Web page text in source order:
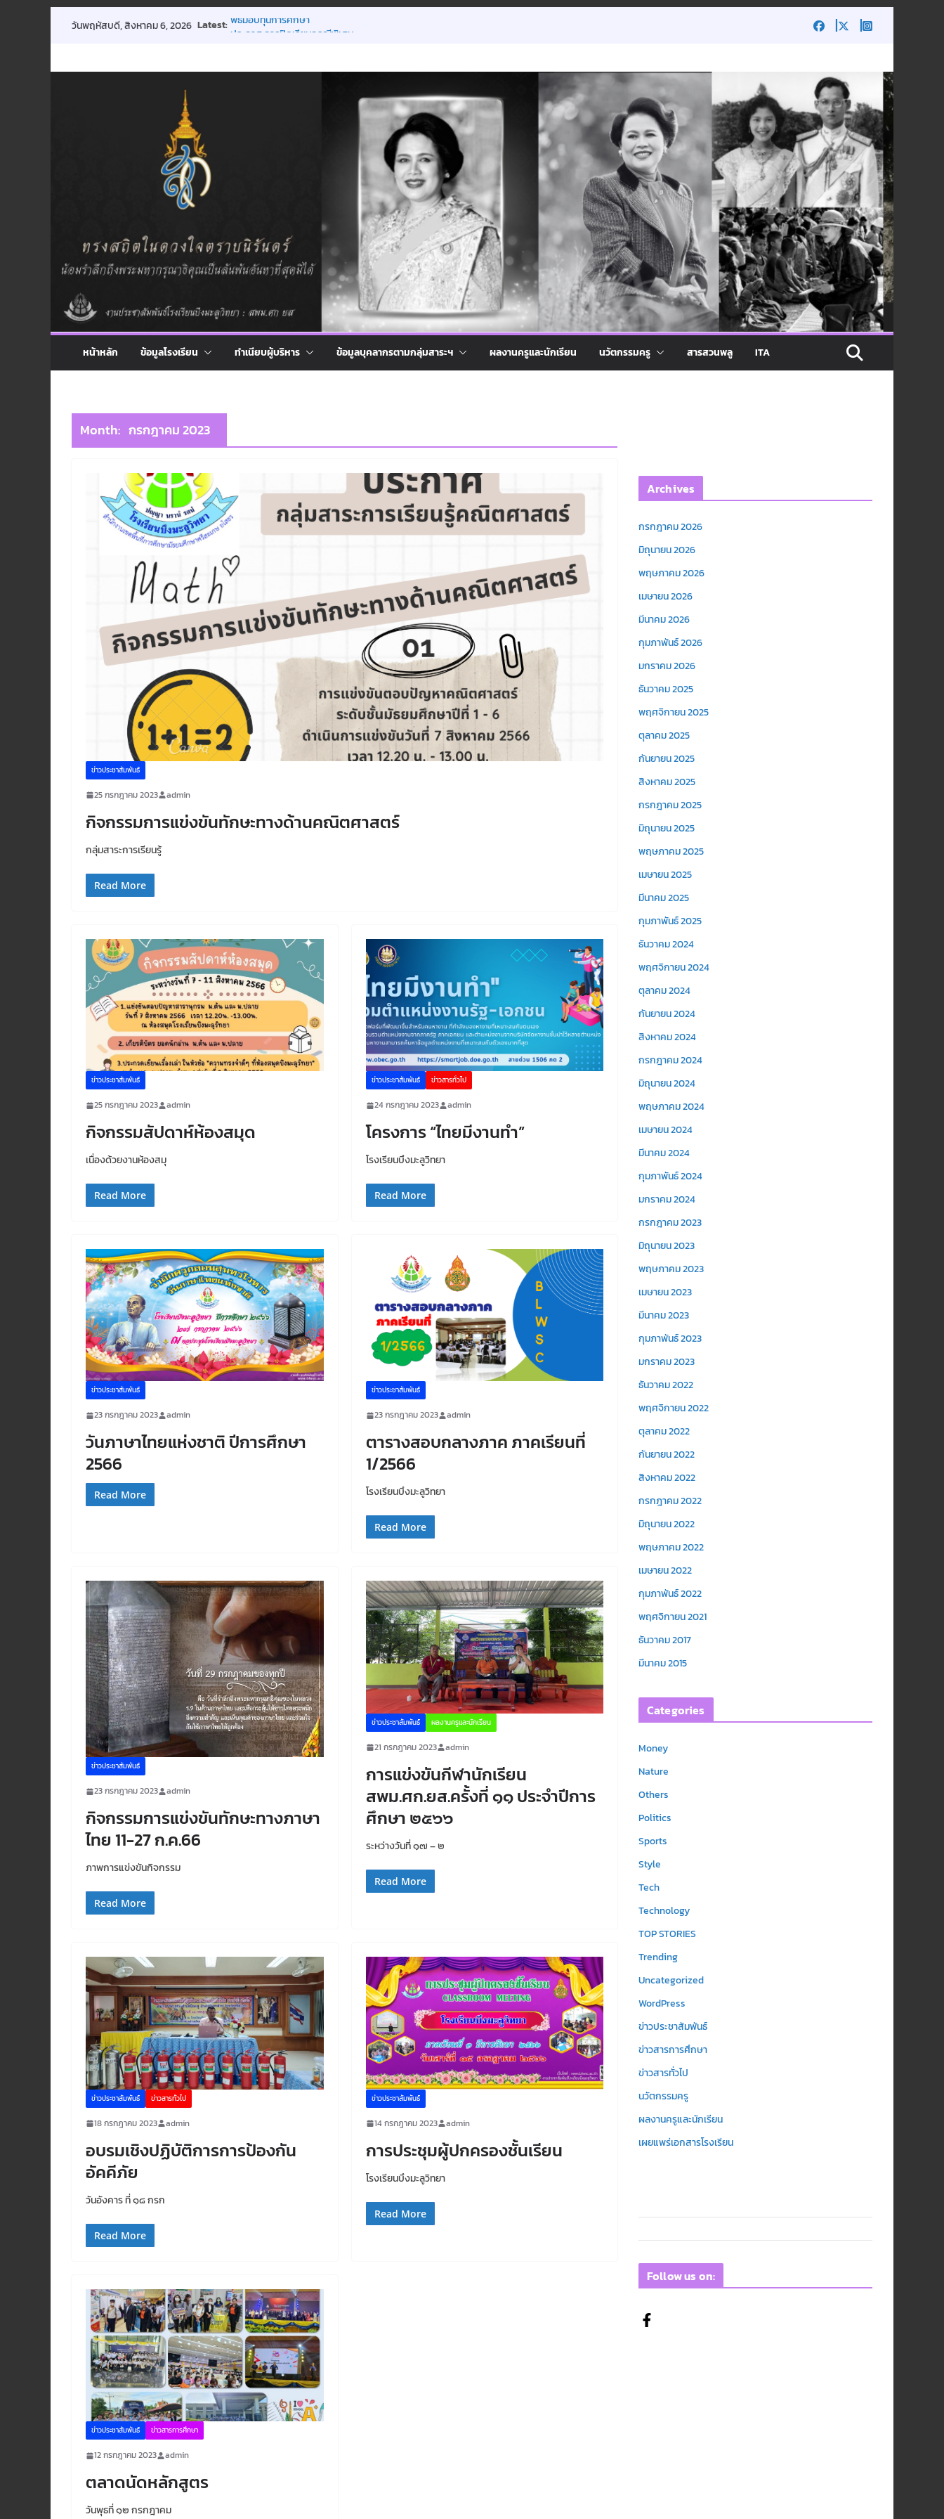
วันพฤหัสบดี, สิงหาคม 6, 2026 Latest: พิธีมอบทุนการศึกษา
หน้าหลัก ข้อมูลโรงเรียน ทำเนียบผู้บริหาร ข้อมูลบุคลากรตามกลุ่มสาระฯ ผลงานครูและนักเรียน นวัตกรรมครู สารสวนพลู ITA
Month: กรกฎาคม 2023
ข่าวประชาสัมพันธ์
25 กรกฎาคม 2023 admin
กิจกรรมการแข่งขันทักษะทางด้านคณิตศาสตร์
กลุ่มสาระการเรียนรู้
Read More
ข่าวประชาสัมพันธ์
25 กรกฎาคม 2023 admin
กิจกรรมสัปดาห์ห้องสมุด
เนื่องด้วยงานห้องสมุ
Read More
ข่าวประชาสัมพันธ์ ข่าวสารทั่วไป
24 กรกฎาคม 2023 admin
โครงการ “ไทยมีงานทำ”
โรงเรียนบึงมะลูวิทยา
Read More
ข่าวประชาสัมพันธ์
23 กรกฎาคม 2023 admin
วันภาษาไทยแห่งชาติ ปีการศึกษา
2566
Read More
ข่าวประชาสัมพันธ์
23 กรกฎาคม 2023 admin
ตารางสอบกลางภาค ภาคเรียนที่
1/2566
โรงเรียนบึงมะลูวิทยา
Read More
ข่าวประชาสัมพันธ์
23 กรกฎาคม 2023 admin
กิจกรรมการแข่งขันทักษะทางภาษา
ไทย 11-27 ก.ค.66
ภาพการแข่งขันกิจกรรม
Read More
ข่าวประชาสัมพันธ์ ผลงานครูและนักเรียน
21 กรกฎาคม 2023 admin
การแข่งขันกีฬานักเรียน
สพม.ศก.ยส.ครั้งที่ ๑๑ ประจำปีการ
ศึกษา ๒๕๖๖
ระหว่างวันที่ ๑๗ – ๒
Read More
ข่าวประชาสัมพันธ์ ข่าวสารทั่วไป
18 กรกฎาคม 2023 admin
อบรมเชิงปฏิบัติการการป้องกัน
อัคคีภัย
วันอังคาร ที่ ๑๘ กรก
Read More
ข่าวประชาสัมพันธ์
14 กรกฎาคม 2023 admin
การประชุมผู้ปกครองชั้นเรียน
โรงเรียนบึงมะลูวิทยา
Read More
ข่าวประชาสัมพันธ์ ข่าวสารการศึกษา
12 กรกฎาคม 2023 admin
ตลาดนัดหลักสูตร
วันพุธที่ ๑๒ กรกฎาคม
Archives
กรกฎาคม 2026
มิถุนายน 2026
พฤษภาคม 2026
เมษายน 2026
มีนาคม 2026
กุมภาพันธ์ 2026
มกราคม 2026
ธันวาคม 2025
พฤศจิกายน 2025
ตุลาคม 2025
กันยายน 2025
สิงหาคม 2025
กรกฎาคม 2025
มิถุนายน 2025
พฤษภาคม 2025
เมษายน 2025
มีนาคม 2025
กุมภาพันธ์ 2025
ธันวาคม 2024
พฤศจิกายน 2024
ตุลาคม 2024
กันยายน 2024
สิงหาคม 2024
กรกฎาคม 2024
มิถุนายน 2024
พฤษภาคม 2024
เมษายน 2024
มีนาคม 2024
กุมภาพันธ์ 2024
มกราคม 2024
กรกฎาคม 2023
มิถุนายน 2023
พฤษภาคม 2023
เมษายน 2023
มีนาคม 2023
กุมภาพันธ์ 2023
มกราคม 2023
ธันวาคม 2022
พฤศจิกายน 2022
ตุลาคม 2022
กันยายน 2022
สิงหาคม 2022
กรกฎาคม 2022
มิถุนายน 2022
พฤษภาคม 2022
เมษายน 2022
กุมภาพันธ์ 2022
พฤศจิกายน 2021
ธันวาคม 2017
มีนาคม 2015
Categories
Money
Nature
Others
Politics
Sports
Style
Tech
Technology
TOP STORIES
Trending
Uncategorized
WordPress
ข่าวประชาสัมพันธ์
ข่าวสารการศึกษา
ข่าวสารทั่วไป
นวัตกรรมครู
ผลงานครูและนักเรียน
เผยแพร่เอกสารโรงเรียน
Follow us on: